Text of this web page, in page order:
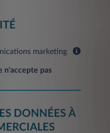
demandées aux fins
nécessaire pour le
de la date de la
consentement,
marketing
n'accepte pas
DONNÉES À